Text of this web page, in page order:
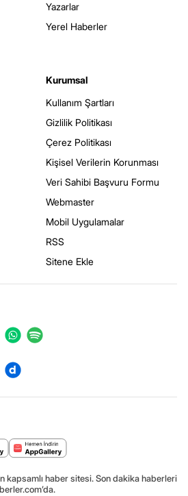
Yazarlar
Yerel Haberler
Kurumsal
Kullanım Şartları
Gizlilik Politikası
Çerez Politikası
Kişisel Verilerin Korunması
Veri Sahibi Başvuru Formu
Webmaster
Mobil Uygulamalar
RSS
Sitene Ekle
kapsamlı haber sitesi. Son dakika haberleri